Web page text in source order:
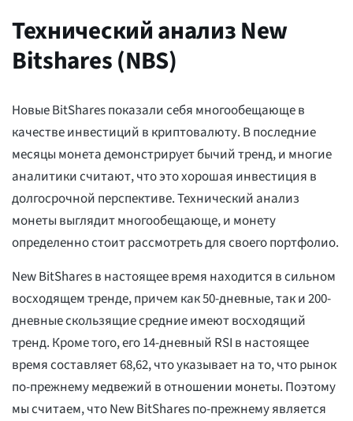
Технический анализ New
Bitshares (NBS)
Новые BitShares показали себя многообещающе в
качестве инвестиций в криптовалюту. В последние
месяцы монета демонстрирует бычий тренд, и многие
аналитики считают, что это хорошая инвестиция в
долгосрочной перспективе. Технический анализ
монеты выглядит многообещающе, и монету
определенно стоит рассмотреть для своего портфолио.
New BitShares в настоящее время находится в сильном
восходящем тренде, причем как 50-дневные, так и 200-
дневные скользящие средние имеют восходящий
тренд. Кроме того, его 14-дневный RSI в настоящее
время составляет 68,62, что указывает на то, что рынок
по-прежнему медвежий в отношении монеты. Поэтому
мы считаем, что New BitShares по-прежнему является